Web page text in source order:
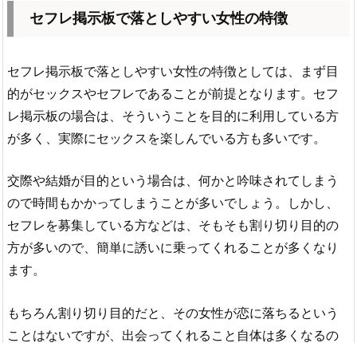
セフレ掲示板で落としやすい女性の特徴
セフレ掲示板で落としやすい女性の特徴としては、まず目
的がセックスやセフレであることが前提となります。セフ
レ掲示板の場合は、そういうことを目的に利用している方
が多く、実際にセックスを楽しんでいる方も多いです。
交際や結婚が目的という場合は、何かと吟味されてしまう
ので時間もかかってしまうことが多いでしょう。しかし、
セフレを募集している方などは、そもそも割り切り目的の
方が多いので、簡単に誘いに乗ってくれることが多くなり
ます。
もちろん割り切り目的だと、その女性が恋に落ちるという
ことはないですが、出会ってくれること自体は多くなるの